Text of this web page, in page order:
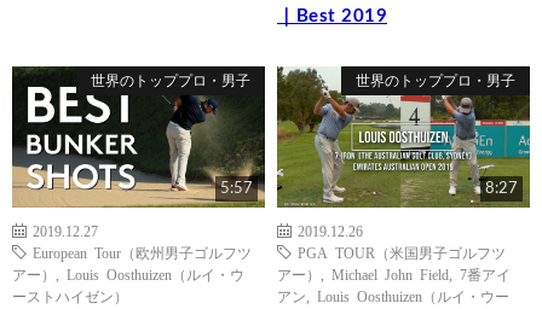
｜Best 2019
世界のトッププロ・男子
5:57
2019.12.27
European Tour（欧州男子ゴルフツ
アー）
Louis Oosthuizen（ルイ・ウ
ーストハイゼン）
世界のトッププロ・男子
8:27
2019.12.26
PGA TOUR（米国男子ゴルフツ
アー）
Michael John Field
7番アイ
アン
Louis Oosthuizen（ルイ・ウー